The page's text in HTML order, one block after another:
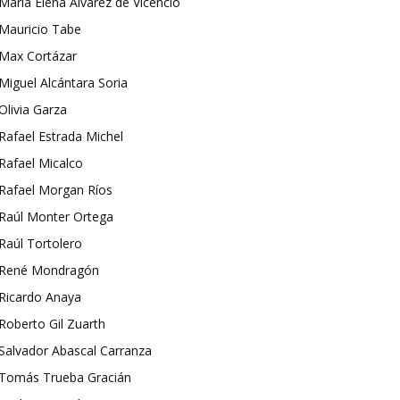
Tabe
Cortázar
Alcántara Soria
Garza
Estrada Michel
Micalco
Morgan Ríos
Monter Ortega
Tortolero
Mondragón
Anaya
Gil Zuarth
Abascal Carranza
Trueba Gracián